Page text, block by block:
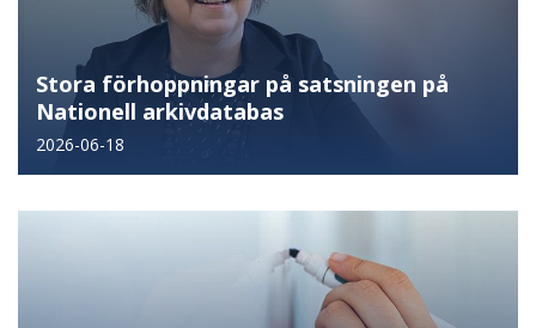
Stora förhoppningar på satsningen på
Nationell arkivdatabas
2026-06-18